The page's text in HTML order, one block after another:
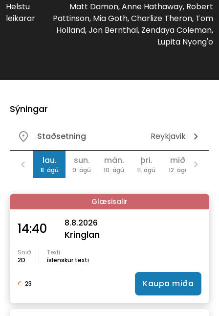
Helstu
leikarar
Matt Damon, Anne Hathaway, Robert
Pattinson, Mia Goth, Charlize Theron, Tom
Holland, Jon Bernthal, Zendaya Coleman,
Lupita Nyong'o
Sýningar
Dagsetning
lau.
8. ágú
sun.
9. ágú
mán.
10. ágú
þri.
11. ágú
mið.
12. ágú
Staðsetning Reykjavik
Glæsisalir
14:40 8.8.2026
Kringlan
Snið
2D
Texti
íslenskur texti
23 Kaupa miða